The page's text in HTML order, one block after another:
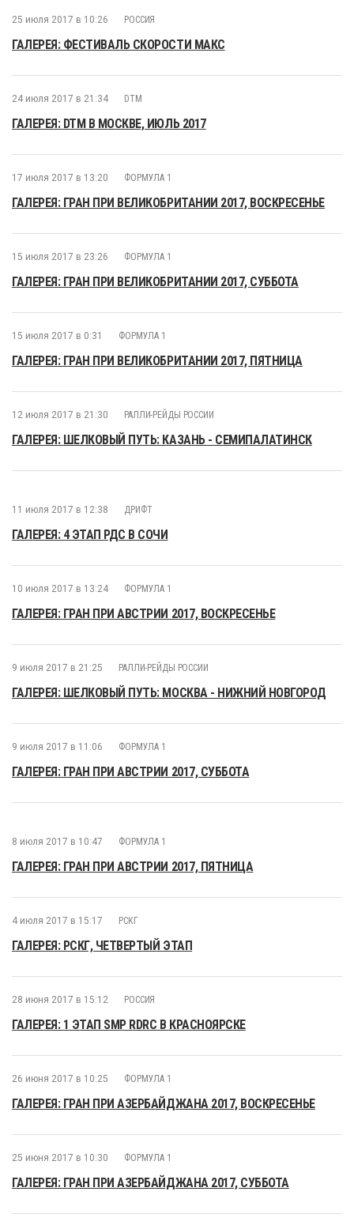
25 июля 2017 в 10:26 РОССИЯ
ГАЛЕРЕЯ: ФЕСТИВАЛЬ СКОРОСТИ МАКС
24 июля 2017 в 21:34 DTM
ГАЛЕРЕЯ: DTM В МОСКВЕ, ИЮЛЬ 2017
17 июля 2017 в 13:20 ФОРМУЛА 1
ГАЛЕРЕЯ: ГРАН ПРИ ВЕЛИКОБРИТАНИИ 2017, ВОСКРЕСЕНЬЕ
15 июля 2017 в 23:26 ФОРМУЛА 1
ГАЛЕРЕЯ: ГРАН ПРИ ВЕЛИКОБРИТАНИИ 2017, СУББОТА
15 июля 2017 в 0:31 ФОРМУЛА 1
ГАЛЕРЕЯ: ГРАН ПРИ ВЕЛИКОБРИТАНИИ 2017, ПЯТНИЦА
12 июля 2017 в 21:30 РАЛЛИ-РЕЙДЫ РОССИИ
ГАЛЕРЕЯ: ШЕЛКОВЫЙ ПУТЬ: КАЗАНЬ - СЕМИПАЛАТИНСК
11 июля 2017 в 12:38 ДРИФТ
ГАЛЕРЕЯ: 4 ЭТАП РДС В СОЧИ
10 июля 2017 в 13:24 ФОРМУЛА 1
ГАЛЕРЕЯ: ГРАН ПРИ АВСТРИИ 2017, ВОСКРЕСЕНЬЕ
9 июля 2017 в 21:25 РАЛЛИ-РЕЙДЫ РОССИИ
ГАЛЕРЕЯ: ШЕЛКОВЫЙ ПУТЬ: МОСКВА - НИЖНИЙ НОВГОРОД
9 июля 2017 в 11:06 ФОРМУЛА 1
ГАЛЕРЕЯ: ГРАН ПРИ АВСТРИИ 2017, СУББОТА
8 июля 2017 в 10:47 ФОРМУЛА 1
ГАЛЕРЕЯ: ГРАН ПРИ АВСТРИИ 2017, ПЯТНИЦА
4 июля 2017 в 15:17 РСКГ
ГАЛЕРЕЯ: РСКГ, ЧЕТВЕРТЫЙ ЭТАП
28 июня 2017 в 15:12 РОССИЯ
ГАЛЕРЕЯ: 1 ЭТАП SMP RDRC В КРАСНОЯРСКЕ
26 июня 2017 в 10:25 ФОРМУЛА 1
ГАЛЕРЕЯ: ГРАН ПРИ АЗЕРБАЙДЖАНА 2017, ВОСКРЕСЕНЬЕ
25 июня 2017 в 10:30 ФОРМУЛА 1
ГАЛЕРЕЯ: ГРАН ПРИ АЗЕРБАЙДЖАНА 2017, СУББОТА